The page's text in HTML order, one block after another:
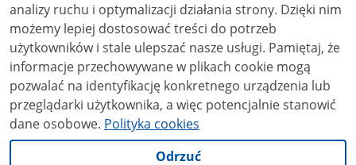
analizy ruchu i optymalizacji działania strony. Dzięki nim
możemy lepiej dostosować treści do potrzeb
użytkowników i stale ulepszać nasze usługi. Pamiętaj, że
informacje przechowywane w plikach cookie mogą
pozwalać na identyfikację konkretnego urządzenia lub
przeglądarki użytkownika, a więc potencjalnie stanowić
dane osobowe. Polityka cookies
Odrzuć